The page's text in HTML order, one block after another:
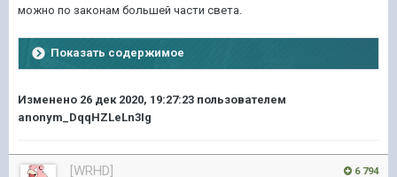
можно по законам большей части света.
Показать содержимое
Изменено 26 дек 2020, 19:27:23 пользователем
anonym_DqqHZLeLn3Ig
6 794
[WRHD]